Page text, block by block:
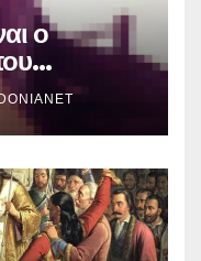
ο
της